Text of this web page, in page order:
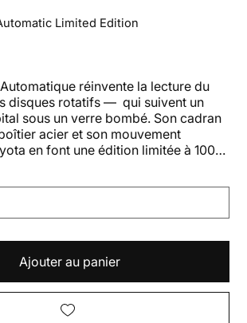
Limited Edition
réinvente la lecture du
disques rotatifs — qui suivent un
sous un verre bombé. Son cadran
acier et son mouvement
en font une édition limitée à 100
Ajouter au panier